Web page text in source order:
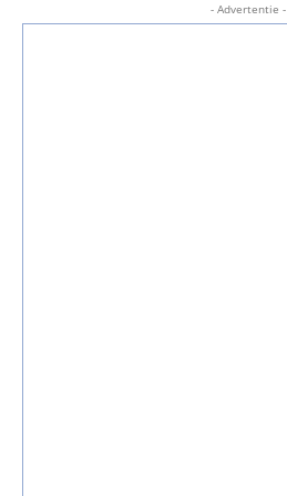
- Advertentie -